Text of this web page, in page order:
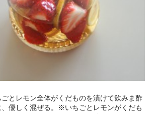
ごとレモン全体がくだものを漬けて飲みま酢
、優しく混ぜる。※いちごとレモンがくだも